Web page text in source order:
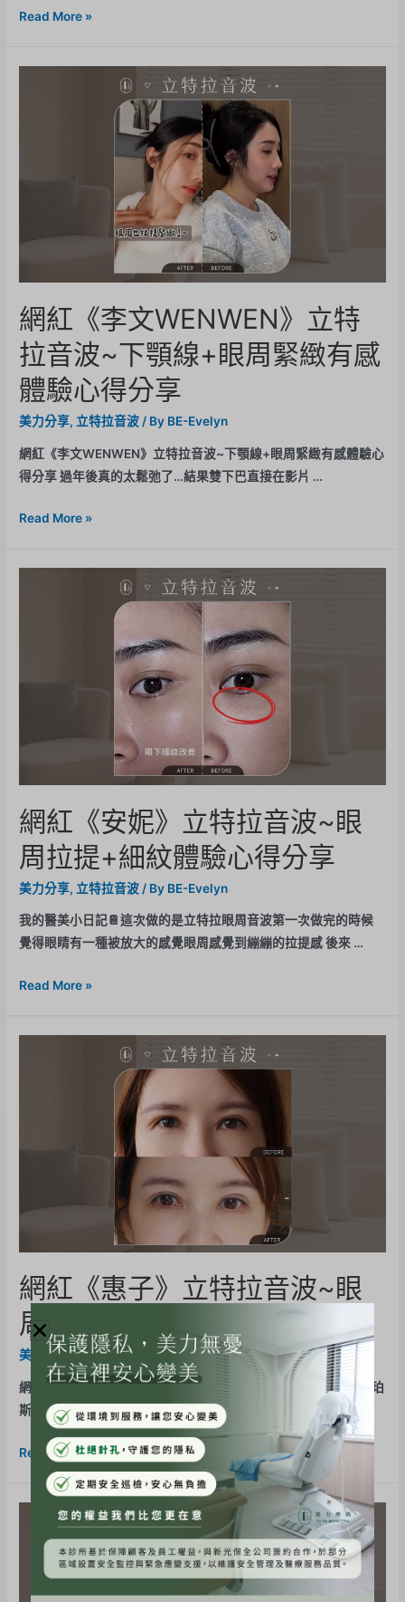
Read More »
網紅《李文WENWEN》立特
拉音波~下顎線+眼周緊緻有感
體驗心得分享
美力分享, 立特拉音波 / By BE-Evelyn
網紅《李文WENWEN》立特拉音波~下顎線+眼周緊緻有感體驗心
得分享 過年後真的太鬆弛了…結果雙下巴直接在影片 …
Read More »
網紅《安妮》立特拉音波~眼
周拉提+細紋體驗心得分享
美力分享, 立特拉音波 / By BE-Evelyn
我的醫美小日記📔這次做的是立特拉眼周音波第一次做完的時候
覺得眼睛有一種被放大的感覺眼周感覺到繃繃的拉提感 後來 …
Read More »
網紅《惠子》立特拉音波~眼
周拉提體驗心得分享
美力分享,立特拉音波 / ByBE-Evelyn
網紅《惠子》立特拉音波~眼周拉提體驗心得分享 終於坐到了摩珀
斯的夢幻電梯燈光、鏡面、線條感…非常時尚 MV還有 …
Read More »